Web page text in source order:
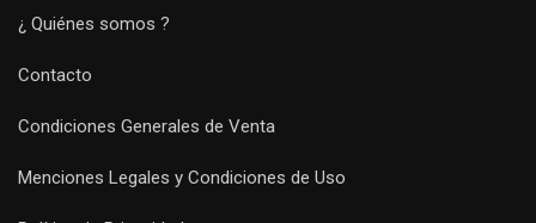
¿ Quiénes somos ?
Contacto
Condiciones Generales de Venta
Menciones Legales y Condiciones de Uso